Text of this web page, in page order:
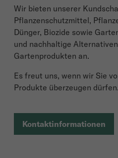
Wir bieten unserer
Pflanzenschutzmittel,
Dünger, Biozide sowie
und nachhaltige
Gartenprodukten an.
Es freut uns, wenn wir Sie
Produkte überzeugen dürfen.
Kontaktinformationen